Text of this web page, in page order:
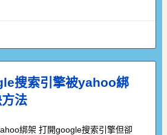
搜索引擎被yahoo綁
法
綁架 打開google搜索引擎但卻